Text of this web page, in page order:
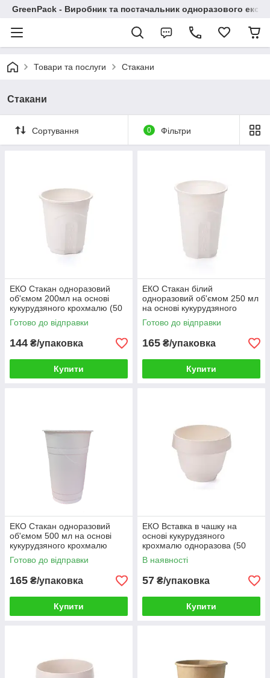
GreenPack - Виробник та постачальник одноразового еко-
Товари та послуги Стакани
Стакани
Сортування 0 Фільтри
ЕКО Стакан одноразовий
об'ємом 200мл на основі
кукурудзяного крохмалю (50
шт/уп)
Готово до відправки
144 ₴/упаковка
Купити
ЕКО Стакан білий
одноразовий об'ємом 250 мл
на основі кукурудзяного
крохмалю (50 шт/уп)
Готово до відправки
165 ₴/упаковка
Купити
ЕКО Стакан одноразовий
об'ємом 500 мл на основі
кукурудзяного крохмалю
(50шт/уп)
Готово до відправки
165 ₴/упаковка
Купити
ЕКО Вставка в чашку на
основі кукурудзяного
крохмалю одноразова (50
шт./пач.)
В наявності
57 ₴/упаковка
Купити